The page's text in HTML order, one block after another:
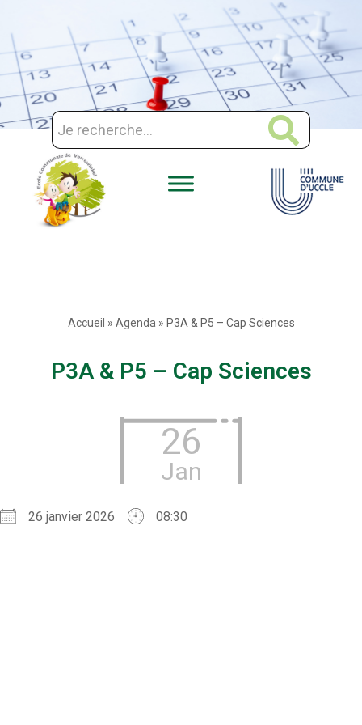
Aller
au
contenu
Accueil » Agenda » P3A & P5 – Cap Sciences
P3A & P5 – Cap Sciences
26
Jan
26 janvier 2026 08:30